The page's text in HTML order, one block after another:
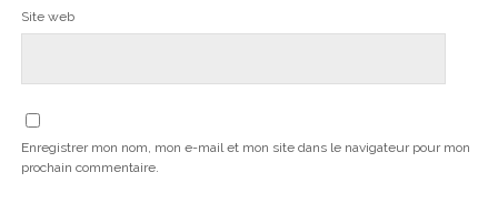
Site web
Enregistrer mon nom, mon e-mail et mon site dans le navigateur pour mon
prochain commentaire.